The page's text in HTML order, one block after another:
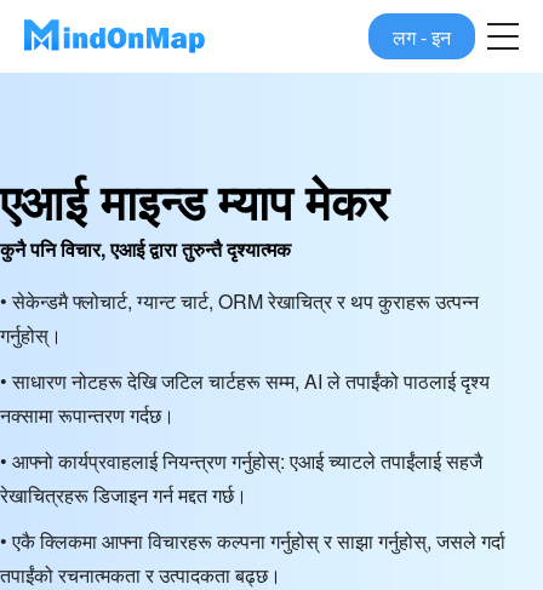
लग - इन
एआई माइन्ड म्याप मेकर
कुनै पनि विचार, एआई द्वारा तुरुन्तै दृश्यात्मक
• सेकेन्डमै फ्लोचार्ट, ग्यान्ट चार्ट, ORM रेखाचित्र र थप कुराहरू उत्पन्न
गर्नुहोस्।
• साधारण नोटहरू देखि जटिल चार्टहरू सम्म, AI ले तपाईंको पाठलाई दृश्य
नक्सामा रूपान्तरण गर्दछ।
• आफ्नो कार्यप्रवाहलाई नियन्त्रण गर्नुहोस्: एआई च्याटले तपाईंलाई सहजै
रेखाचित्रहरू डिजाइन गर्न मद्दत गर्छ।
• एकै क्लिकमा आफ्ना विचारहरू कल्पना गर्नुहोस् र साझा गर्नुहोस्, जसले गर्दा
तपाईंको रचनात्मकता र उत्पादकता बढ्छ।